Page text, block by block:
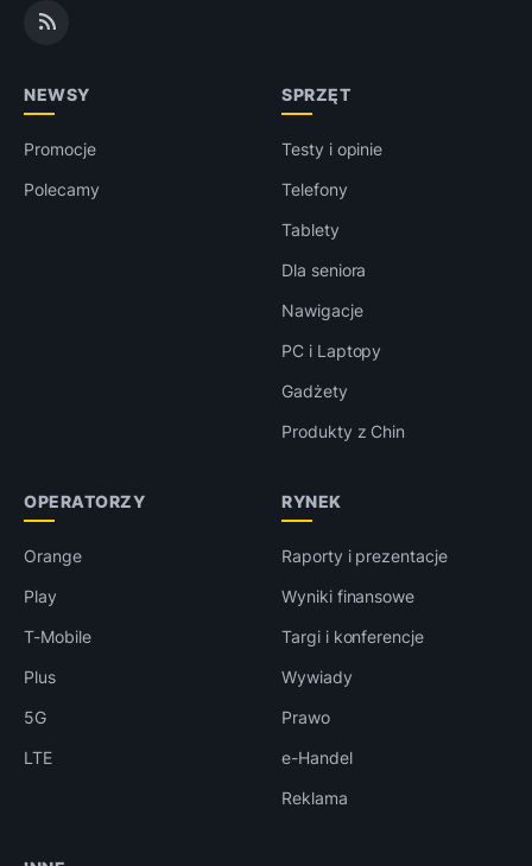
NEWSY
Promocje
Polecamy
SPRZĘT
Testy i opinie
Telefony
Tablety
Dla seniora
Nawigacje
PC i Laptopy
Gadżety
Produkty z Chin
OPERATORZY
Orange
Play
T-Mobile
Plus
5G
LTE
RYNEK
Raporty i prezentacje
Wyniki finansowe
Targi i konferencje
Wywiady
Prawo
e-Handel
Reklama